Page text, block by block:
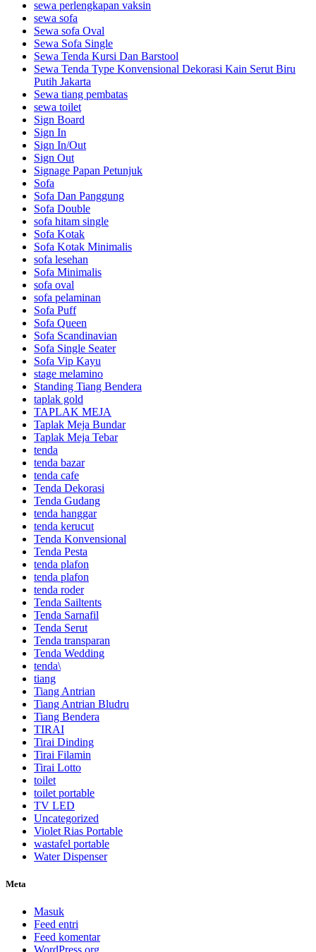
sewa perlengkapan vaksin
sewa sofa
Sewa sofa Oval
Sewa Sofa Single
Sewa Tenda Kursi Dan Barstool
Sewa Tenda Type Konvensional Dekorasi Kain Serut Biru
Putih Jakarta
Sewa tiang pembatas
sewa toilet
Sign Board
Sign In
Sign In/Out
Sign Out
Signage Papan Petunjuk
Sofa
Sofa Dan Panggung
Sofa Double
sofa hitam single
Sofa Kotak
Sofa Kotak Minimalis
sofa lesehan
Sofa Minimalis
sofa oval
sofa pelaminan
Sofa Puff
Sofa Queen
Sofa Scandinavian
Sofa Single Seater
Sofa Vip Kayu
stage melamino
Standing Tiang Bendera
taplak gold
TAPLAK MEJA
Taplak Meja Bundar
Taplak Meja Tebar
tenda
tenda bazar
tenda cafe
Tenda Dekorasi
Tenda Gudang
tenda hanggar
tenda kerucut
Tenda Konvensional
Tenda Pesta
tenda plafon
tenda plafon
tenda roder
Tenda Sailtents
Tenda Sarnafil
Tenda Serut
Tenda transparan
Tenda Wedding
tenda\
tiang
Tiang Antrian
Tiang Antrian Bludru
Tiang Bendera
TIRAI
Tirai Dinding
Tirai Filamin
Tirai Lotto
toilet
toilet portable
TV LED
Uncategorized
Violet Rias Portable
wastafel portable
Water Dispenser
Meta
Masuk
Feed entri
Feed komentar